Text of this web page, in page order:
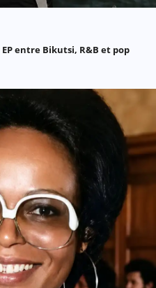
entre Bikutsi, R&B et pop